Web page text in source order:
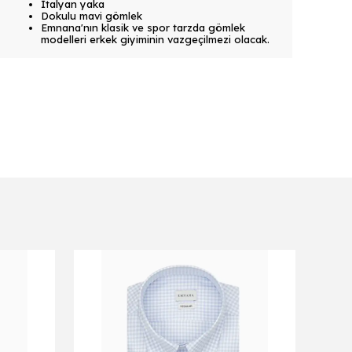
İtalyan yaka
Dokulu mavi gömlek
Emnana'nın klasik ve spor tarzda gömlek
modelleri erkek giyiminin vazgeçilmezi olacak.